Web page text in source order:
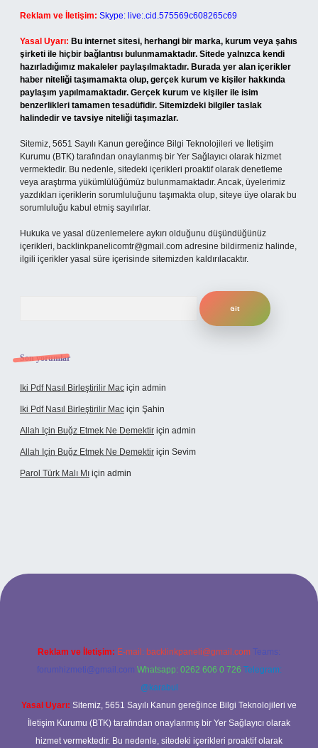
Reklam ve İletişim: Skype: live:.cid.575569c608265c69
Yasal Uyarı: Bu internet sitesi, herhangi bir marka, kurum veya şahıs
şirketi ile hiçbir bağlantısı bulunmamaktadır. Sitede yalnızca kendi
hazırladığımız makaleler paylaşılmaktadır. Burada yer alan içerikler
haber niteliği taşımamakta olup, gerçek kurum ve kişiler hakkında
paylaşım yapılmamaktadır. Gerçek kurum ve kişiler ile isim
benzerlikleri tamamen tesadüfidir. Sitemizdeki bilgiler taslak
halindedir ve tavsiye niteliği taşımazlar.
Sitemiz, 5651 Sayılı Kanun gereğince Bilgi Teknolojileri ve İletişim
Kurumu (BTK) tarafından onaylanmış bir Yer Sağlayıcı olarak hizmet
vermektedir. Bu nedenle, sitedeki içerikleri proaktif olarak denetleme
veya araştırma yükümlülüğümüz bulunmamaktadır. Ancak, üyelerimiz
yazdıkları içeriklerin sorumluluğunu taşımakta olup, siteye üye olarak bu
sorumluluğu kabul etmiş sayılırlar.
Hukuka ve yasal düzenlemelere aykırı olduğunu düşündüğünüz
içerikleri, backlinkpanelicomtr@gmail.com adresine bildirmeniz halinde,
ilgili içerikler yasal süre içerisinde sitemizden kaldırılacaktır.
Son yorumlar
Iki Pdf Nasıl Birleştirilir Mac için admin
Iki Pdf Nasıl Birleştirilir Mac için Şahin
Allah Için Buğz Etmek Ne Demektir için admin
Allah Için Buğz Etmek Ne Demektir için Sevim
Parol Türk Malı Mı için admin
giriş
Reklam ve İletişim: E-mail: backlinkpaneli@gmail.com Teams:
forumhizmeti@gmail.com Whatsapp: 0262 606 0 726 Telegram:
@karabul
Yasal Uyarı: Sitemiz, 5651 Sayılı Kanun gereğince Bilgi Teknolojileri ve
İletişim Kurumu (BTK) tarafından onaylanmış bir Yer Sağlayıcı olarak
hizmet vermektedir. Bu nedenle, sitedeki içerikleri proaktif olarak